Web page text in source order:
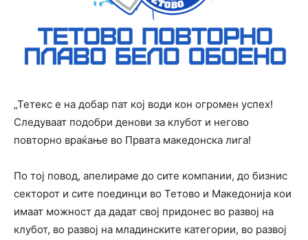
„Тетекс е на добар пат кој води кон огромен успех!
Следуваат подобри денови за клубот и негово
повторно враќање во Првата македонска лига!
По тој повод, апелираме до сите компании, до бизнис
секторот и сите поединци во Тетово и Македонија кои
имаат можност да дадат свој придонес во развој на
клубот, во развој на младинските категории, во развој